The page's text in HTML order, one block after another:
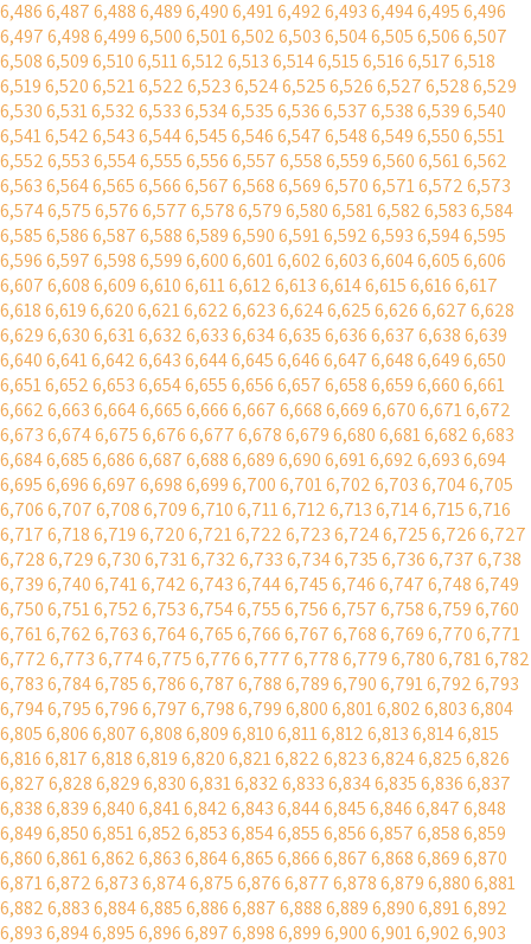
6,4866,4876,4886,4896,4906,4916,4926,4936,4946,4956,496
6,4976,4986,4996,5006,5016,5026,5036,5046,5056,5066,507
6,5086,5096,5106,5116,5126,5136,5146,5156,5166,5176,518
6,5196,5206,5216,5226,5236,5246,5256,5266,5276,5286,529
6,5306,5316,5326,5336,5346,5356,5366,5376,5386,5396,540
6,5416,5426,5436,5446,5456,5466,5476,5486,5496,5506,551
6,5526,5536,5546,5556,5566,5576,5586,5596,5606,5616,562
6,5636,5646,5656,5666,5676,5686,5696,5706,5716,5726,573
6,5746,5756,5766,5776,5786,5796,5806,5816,5826,5836,584
6,5856,5866,5876,5886,5896,5906,5916,5926,5936,5946,595
6,5966,5976,5986,5996,6006,6016,6026,6036,6046,6056,606
6,6076,6086,6096,6106,6116,6126,6136,6146,6156,6166,617
6,6186,6196,6206,6216,6226,6236,6246,6256,6266,6276,628
6,6296,6306,6316,6326,6336,6346,6356,6366,6376,6386,639
6,6406,6416,6426,6436,6446,6456,6466,6476,6486,6496,650
6,6516,6526,6536,6546,6556,6566,6576,6586,6596,6606,661
6,6626,6636,6646,6656,6666,6676,6686,6696,6706,6716,672
6,6736,6746,6756,6766,6776,6786,6796,6806,6816,6826,683
6,6846,6856,6866,6876,6886,6896,6906,6916,6926,6936,694
6,6956,6966,6976,6986,6996,7006,7016,7026,7036,7046,705
6,7066,7076,7086,7096,7106,7116,7126,7136,7146,7156,716
6,7176,7186,7196,7206,7216,7226,7236,7246,7256,7266,727
6,7286,7296,7306,7316,7326,7336,7346,7356,7366,7376,738
6,7396,7406,7416,7426,7436,7446,7456,7466,7476,7486,749
6,7506,7516,7526,7536,7546,7556,7566,7576,7586,7596,760
6,7616,7626,7636,7646,7656,7666,7676,7686,7696,7706,771
6,7726,7736,7746,7756,7766,7776,7786,7796,7806,7816,782
6,7836,7846,7856,7866,7876,7886,7896,7906,7916,7926,793
6,7946,7956,7966,7976,7986,7996,8006,8016,8026,8036,804
6,8056,8066,8076,8086,8096,8106,8116,8126,8136,8146,815
6,8166,8176,8186,8196,8206,8216,8226,8236,8246,8256,826
6,8276,8286,8296,8306,8316,8326,8336,8346,8356,8366,837
6,8386,8396,8406,8416,8426,8436,8446,8456,8466,8476,848
6,8496,8506,8516,8526,8536,8546,8556,8566,8576,8586,859
6,8606,8616,8626,8636,8646,8656,8666,8676,8686,8696,870
6,8716,8726,8736,8746,8756,8766,8776,8786,8796,8806,881
6,8826,8836,8846,8856,8866,8876,8886,8896,8906,8916,892
6,8936,8946,8956,8966,8976,8986,8996,9006,9016,9026,903